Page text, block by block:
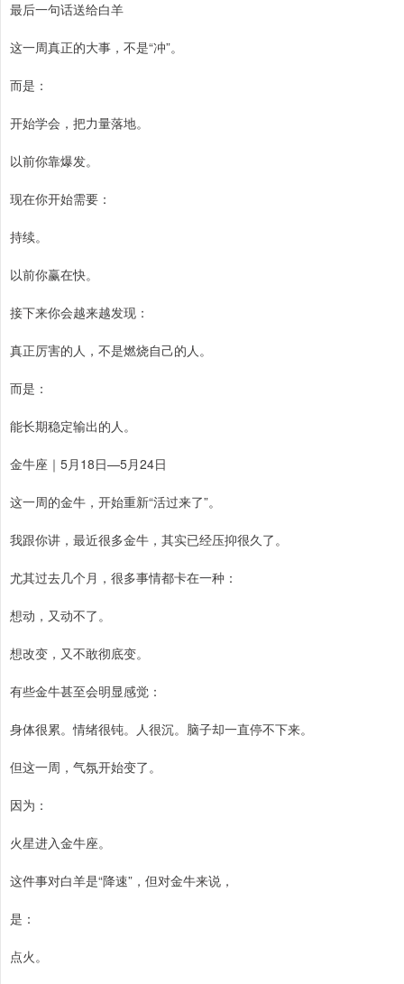
最后一句话送给白羊
这一周真正的大事，不是“冲”。
而是：
开始学会，把力量落地。
以前你靠爆发。
现在你开始需要：
持续。
以前你赢在快。
接下来你会越来越发现：
真正厉害的人，不是燃烧自己的人。
而是：
能长期稳定输出的人。
金牛座｜5月18日—5月24日
这一周的金牛，开始重新“活过来了”。
我跟你讲，最近很多金牛，其实已经压抑很久了。
尤其过去几个月，很多事情都卡在一种：
想动，又动不了。
想改变，又不敢彻底变。
有些金牛甚至会明显感觉：
身体很累。情绪很钝。人很沉。脑子却一直停不下来。
但这一周，气氛开始变了。
因为：
火星进入金牛座。
这件事对白羊是“降速”，但对金牛来说，
是：
点火。